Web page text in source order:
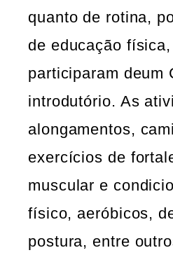
quanto de rotina,
de educação
participaram deum
introdutório. As
alongamentos,
exercícios de
muscular e
físico, aeróbicos,
postura, entre